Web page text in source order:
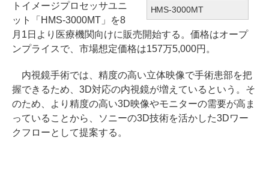
HMS-3000MT
トイメージプロセッサユニ
ット「HMS-3000MT」を8
月1日より医療機関向けに販売開始する。価格はオープ
ンプライスで、市場想定価格は157万5,000円。
内視鏡手術では、精度の高い立体映像で手術患部を把
握できるため、3D対応の内視鏡が増えているという。そ
のため、より精度の高い3D映像やモニターの需要が高ま
っていることから、ソニーの3D技術を活かした3Dワー
クフローとして提案する。